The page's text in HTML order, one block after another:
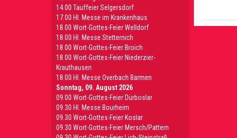
14.00 Tauffeier Selgersdorf
17.00 Hl. Messe im Krankenhaus
18.00 Wort-Gottes-Feier Welldorf
18.00 Hl. Messe Stetternich
18.00 Wort-Gottes-Feier Broich
18.00 Wort-Gottes-Feier Niederzier-
Krauthausen
18.00 Hl. Messe Overbach Barmen
Sonntag, 09. August 2026
09.00 Wort-Gottes-Feier Dürboslar
09.30 HI. Messe Bourheim
09.30 Wort-Gottes-Feier Koslar
09.30 Wort-Gottes-Feier Mersch/Pattern